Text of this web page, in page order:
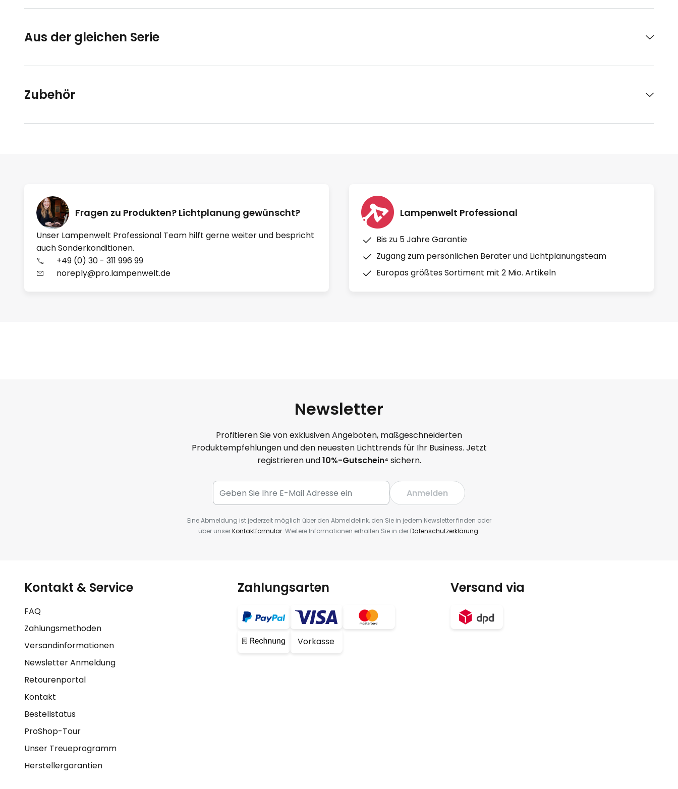
Aus der gleichen Serie
Zubehör
Fragen zu Produkten? Lichtplanung gewünscht?
Unser Lampenwelt Professional Team hilft gerne weiter und bespricht
auch Sonderkonditionen.
+49 (0) 30 - 311 996 99
noreply@pro.lampenwelt.de
Lampenwelt Professional
Bis zu 5 Jahre Garantie
Zugang zum persönlichen Berater und Lichtplanungsteam
Europas größtes Sortiment mit 2 Mio. Artikeln
Newsletter
Profitieren Sie von exklusiven Angeboten, maßgeschneiderten
Produktempfehlungen und den neuesten Lichttrends für Ihr Business. Jetzt
registrieren und10%-Gutschein⁴ sichern.
Anmelden
Eine Abmeldung ist jederzeit möglich über den Abmeldelink, den Sie in jedem Newsletter finden oder
über unserKontaktformular. Weitere Informationen erhalten Sie in derDatenschutzerklärung.
Kontakt & Service
FAQ
Zahlungsmethoden
Versandinformationen
Newsletter Anmeldung
Retourenportal
Kontakt
Bestellstatus
ProShop-Tour
Unser Treueprogramm
Herstellergarantien
Zahlungsarten
Vorkasse
Versand via